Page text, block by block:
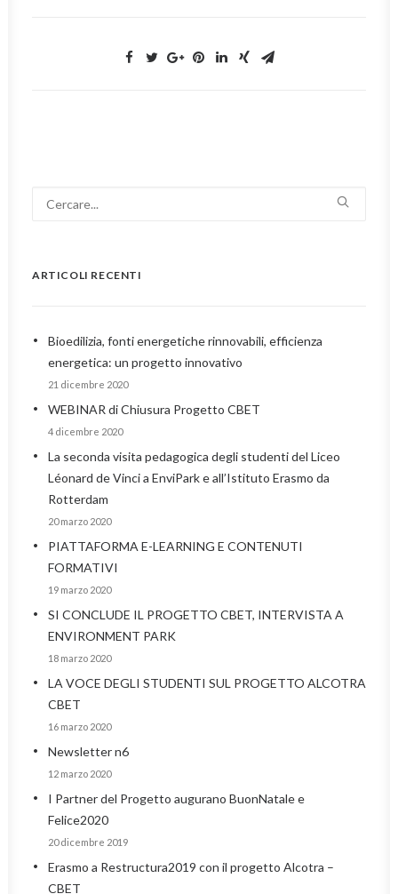
ARTICOLI RECENTI
Bioedilizia, fonti energetiche rinnovabili, efficienza
energetica: un progetto innovativo
21 dicembre 2020
WEBINAR di Chiusura Progetto CBET
4 dicembre 2020
La seconda visita pedagogica degli studenti del Liceo
Léonard de Vinci a EnviPark e all’Istituto Erasmo da
Rotterdam
20 marzo 2020
PIATTAFORMA E-LEARNING E CONTENUTI
FORMATIVI
19 marzo 2020
SI CONCLUDE IL PROGETTO CBET, INTERVISTA A
ENVIRONMENT PARK
18 marzo 2020
LA VOCE DEGLI STUDENTI SUL PROGETTO ALCOTRA
CBET
16 marzo 2020
Newsletter n6
12 marzo 2020
I Partner del Progetto augurano BuonNatale e
Felice2020
20 dicembre 2019
Erasmo a Restructura2019 con il progetto Alcotra –
CBET